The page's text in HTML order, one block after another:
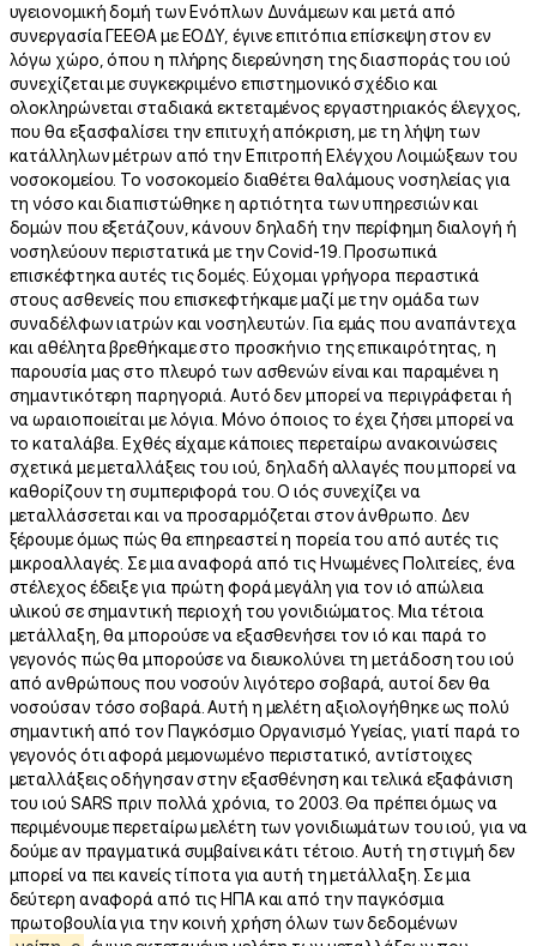
υγειονομική δομή των Ενόπλων Δυνάμεων και μετά από
συνεργασία ΓΕΕΘΑ με ΕΟΔΥ, έγινε επιτόπια επίσκεψη στον εν
λόγω χώρο, όπου η πλήρης διερεύνηση της διασποράς του ιού
συνεχίζεται με συγκεκριμένο επιστημονικό σχέδιο και
ολοκληρώνεται σταδιακά εκτεταμένος εργαστηριακός έλεγχος,
που θα εξασφαλίσει την επιτυχή απόκριση, με τη λήψη των
κατάλληλων μέτρων από την Επιτροπή Ελέγχου Λοιμώξεων του
νοσοκομείου. Το νοσοκομείο διαθέτει θαλάμους νοσηλείας για
τη νόσο και διαπιστώθηκε η αρτιότητα των υπηρεσιών και
δομών που εξετάζουν, κάνουν δηλαδή την περίφημη διαλογή ή
νοσηλεύουν περιστατικά με την Covid-19. Προσωπικά
επισκέφτηκα αυτές τις δομές. Εύχομαι γρήγορα περαστικά
στους ασθενείς που επισκεφτήκαμε μαζί με την ομάδα των
συναδέλφων ιατρών και νοσηλευτών. Για εμάς που αναπάντεχα
και αθέλητα βρεθήκαμε στο προσκήνιο της επικαιρότητας, η
παρουσία μας στο πλευρό των ασθενών είναι και παραμένει η
σημαντικότερη παρηγοριά. Αυτό δεν μπορεί να περιγράφεται ή
να ωραιοποιείται με λόγια. Μόνο όποιος το έχει ζήσει μπορεί να
το καταλάβει. Εχθές είχαμε κάποιες περεταίρω ανακοινώσεις
σχετικά με μεταλλάξεις του ιού, δηλαδή αλλαγές που μπορεί να
καθορίζουν τη συμπεριφορά του. Ο ιός συνεχίζει να
μεταλλάσσεται και να προσαρμόζεται στον άνθρωπο. Δεν
ξέρουμε όμως πώς θα επηρεαστεί η πορεία του από αυτές τις
μικροαλλαγές. Σε μια αναφορά από τις Ηνωμένες Πολιτείες, ένα
στέλεχος έδειξε για πρώτη φορά μεγάλη για τον ιό απώλεια
υλικού σε σημαντική περιοχή του γονιδιώματος. Μια τέτοια
μετάλλαξη, θα μπορούσε να εξασθενήσει τον ιό και παρά το
γεγονός πώς θα μπορούσε να διευκολύνει τη μετάδοση του ιού
από ανθρώπους που νοσούν λιγότερο σοβαρά, αυτοί δεν θα
νοσούσαν τόσο σοβαρά. Αυτή η μελέτη αξιολογήθηκε ως πολύ
σημαντική από τον Παγκόσμιο Οργανισμό Υγείας, γιατί παρά το
γεγονός ότι αφορά μεμονωμένο περιστατικό, αντίστοιχες
μεταλλάξεις οδήγησαν στην εξασθένηση και τελικά εξαφάνιση
του ιού SARS πριν πολλά χρόνια, το 2003. Θα πρέπει όμως να
περιμένουμε περεταίρω μελέτη των γονιδιωμάτων του ιού, για να
δούμε αν πραγματικά συμβαίνει κάτι τέτοιο. Αυτή τη στιγμή δεν
μπορεί να πει κανείς τίποτα για αυτή τη μετάλλαξη. Σε μια
δεύτερη αναφορά από τις ΗΠΑ και από την παγκόσμια
πρωτοβουλία για την κοινή χρήση όλων των δεδομένων